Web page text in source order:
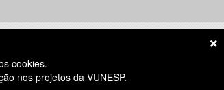
cookies.
nos projetos da VUNESP.